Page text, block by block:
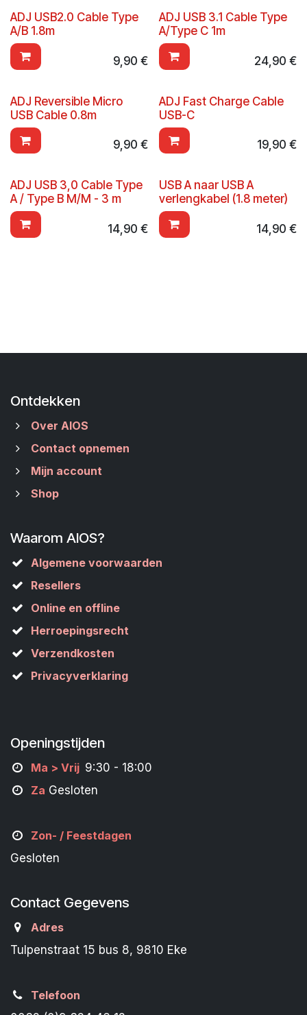
ADJ USB2.0 Cable Type
A/B 1.8m
9,90 €
ADJ USB 3.1 Cable Type
A/Type C 1m
24,90 €
ADJ Reversible Micro
USB Cable 0.8m
9,90 €
ADJ Fast Charge Cable
USB-C
19,90 €
ADJ USB 3,0 Cable Type
A / Type B M/M - 3 m
14,90 €
USB A naar USB A
verlengkabel (1.8 meter)
14,90 €
Ontdekken
Over AIOS
Contact opnemen
Mijn account
Shop
Waarom AIOS?
Algemene voorwaarden
Resellers
Online en offline
Herroepingsrecht
Verzendkosten
Privacyverklaring
Openingstijden
Ma > Vrij 9:30 - 18:00
Za Gesloten
Zon- / Feestdagen
Gesloten
Contact Gegevens
Adres
Tulpenstraat 15 bus 8, 9810 Eke
Telefoon